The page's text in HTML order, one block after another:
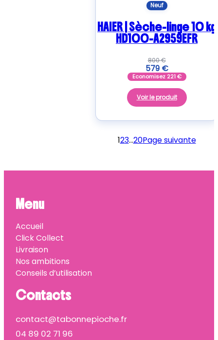
Neuf
HAIER | Sèche-linge 10 kg
HD100-A2959EFR
800€
579 €
Economisez 221€
Voir le produit
123…20Page suivante
Menu
Accueil
Click Collect
Livraison
Nos ambitions
Conseils d’utilisation
Contacts
contact@tabonnepioche.fr
04 89 02 71 96